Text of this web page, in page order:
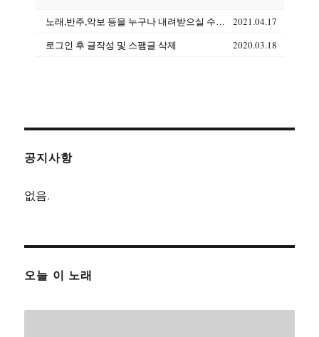
노래,반주,악보 등을 누구나 내려받으실 수 있습니다(상업용도 제외)
2021.04.17
로그인 후 글작성 및 스팸글 삭제
2020.03.18
공지사항
없음.
오늘 이 노래